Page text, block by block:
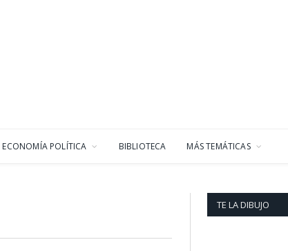
ECONOMÍA POLÍTICA BIBLIOTECA MÁS TEMÁTICAS
TE LA DIBUJO